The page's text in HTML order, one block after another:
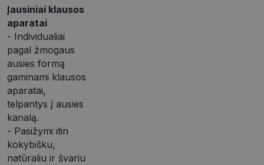
Įausiniai klausos
aparatai
- Individualiai
pagal žmogaus
ausies formą
gaminami klausos
aparatai,
telpantys į ausies
kanalą.
- Pasižymi itin
kokybišku,
natūraliu ir švariu